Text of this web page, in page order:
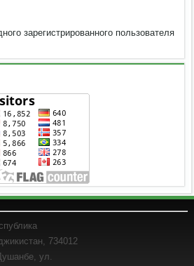
зарегистрированного пользователя
734012
ул.